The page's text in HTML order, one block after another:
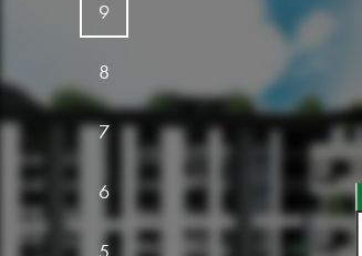
9
8
7
6